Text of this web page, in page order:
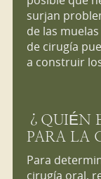
surjan
de las
de cirugía
a construir
¿QUIÉN
PARA LA
Para
cirugía oral,